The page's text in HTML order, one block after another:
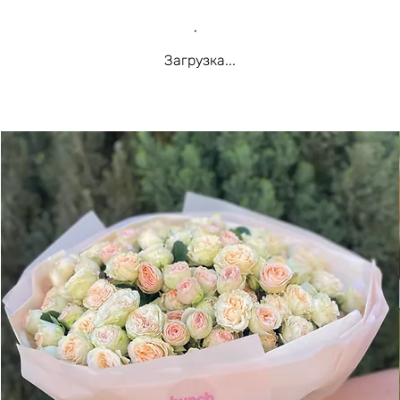
Загрузка...